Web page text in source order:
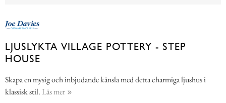
LJUSLYKTA VILLAGE POTTERY - STEP
HOUSE
Skapa en mysig och inbjudande känsla med detta charmiga ljushus i
klassisk stil. Läs mer